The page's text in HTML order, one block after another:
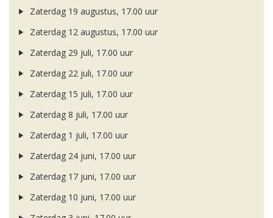
Zaterdag 19 augustus, 17.00 uur
Zaterdag 12 augustus, 17.00 uur
Zaterdag 29 juli, 17.00 uur
Zaterdag 22 juli, 17.00 uur
Zaterdag 15 juli, 17.00 uur
Zaterdag 8 juli, 17.00 uur
Zaterdag 1 juli, 17.00 uur
Zaterdag 24 juni, 17.00 uur
Zaterdag 17 juni, 17.00 uur
Zaterdag 10 juni, 17.00 uur